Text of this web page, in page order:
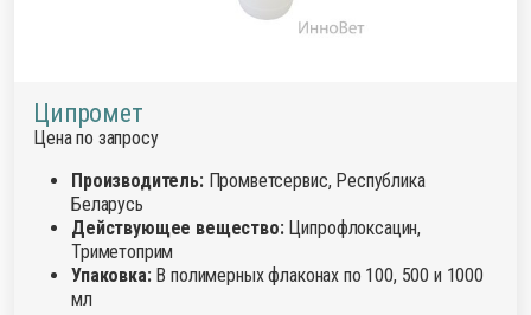
Ципромет
Цена по запросу
Производитель:Промветсервис, Республика
Беларусь
Действующее вещество:Ципрофлоксацин,
Триметоприм
Упаковка:В полимерных флаконах по 100, 500 и 1000
мл